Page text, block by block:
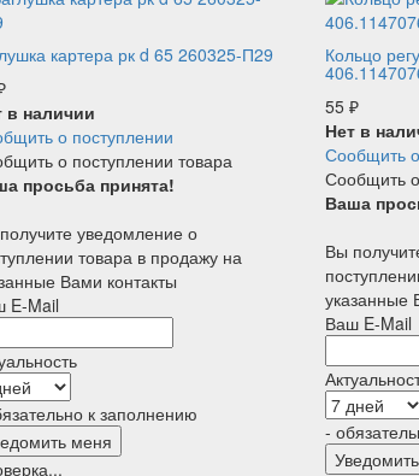
картера рк d 65 260325-П29
в наличии
о поступлении
о поступлении товара
просьба принята!
уведомление о
товара в продажу на
Вами контакты
E-Mail
к заполнению
Кольцо
55 ₽
Нет в
Сообщить
Сообщить
Ваша
Вы
указанные
Ваш E-Mail
-